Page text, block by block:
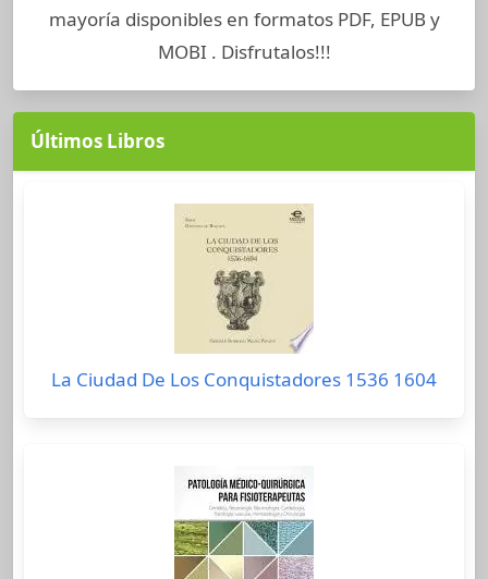
mayoría disponibles en formatos PDF, EPUB y
MOBI . Disfrutalos!!!
Últimos Libros
La Ciudad De Los Conquistadores 1536 1604